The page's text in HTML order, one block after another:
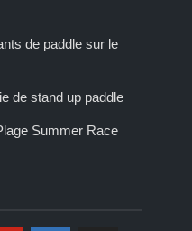
de paddle sur le
de stand up paddle
Summer Race